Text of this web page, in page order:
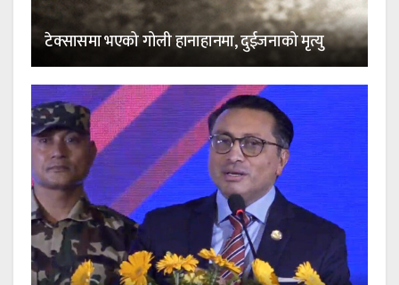
टेक्सासमा भएको गोली हानाहानमा, दुईजनाको मृत्यु